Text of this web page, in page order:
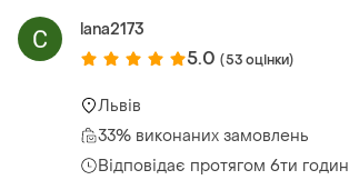
lana2173
5.0 (53 оцінки)
Львів
33% виконаних замовлень
Відповідає протягом 6ти годин